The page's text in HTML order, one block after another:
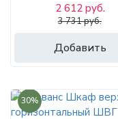
Добавить
2 612 руб.
3 731 руб.
30%